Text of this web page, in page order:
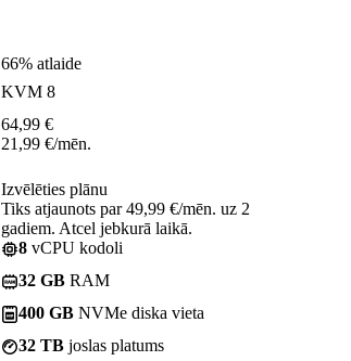
66% atlaide
KVM 8
64,99 €
21,99 €/mēn.
Izvēlēties plānu
Tiks atjaunots par 49,99 €/mēn. uz 2
gadiem. Atcel jebkurā laikā.
8 vCPU kodoli
32 GB RAM
400 GB NVMe diska vieta
32 TB joslas platums